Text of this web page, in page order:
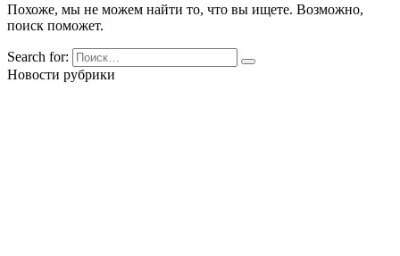
Похоже, мы не можем найти то, что вы ищете. Возможно,
поиск поможет.
Search for:
Новости рубрики